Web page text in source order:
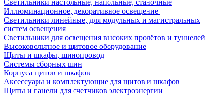
Светильники настольные, напольные, станочные
Иллюминационное, декоративное освещение
Светильники линейные, для модульных и магистральных
систем освещения
Светильники для освещения высоких пролётов и туннелей
Высоковольтное и щитовое оборудование
Щиты и шкафы, шинопровод
Системы сборных шин
Корпуса щитов и шкафов
Аксессуары и комплектующие для щитов и шкафов
Щиты и панели для счетчиков электроэнергии